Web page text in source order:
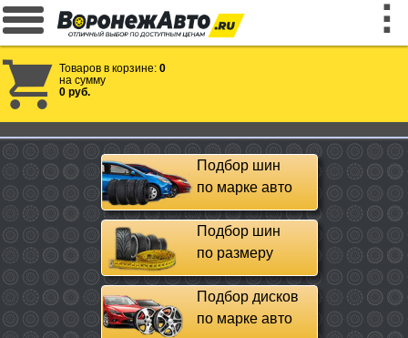
Товаров в корзине: 0
на сумму
0 руб.
Подбор шин
по марке авто
Подбор шин
по размеру
Подбор дисков
по марке авто